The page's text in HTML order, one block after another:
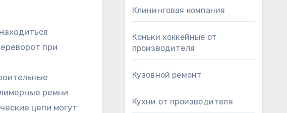
при
ремни
цепи могут
Клининговая компания
Коньки хоккейные от
производителя
Кузовной ремонт
Кухни от производителя